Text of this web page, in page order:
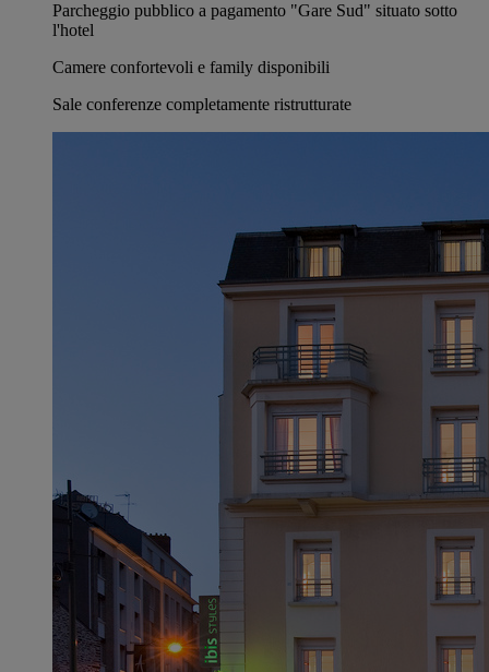
Parcheggio pubblico a pagamento "Gare Sud" situato sotto
l'hotel
Camere confortevoli e family disponibili
Sale conferenze completamente ristrutturate